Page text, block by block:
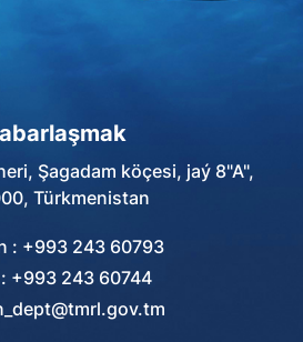
Şagadam köçesi, jaý 8"A",
Türkmenistan
: +993 243 60793
+993 243 60744